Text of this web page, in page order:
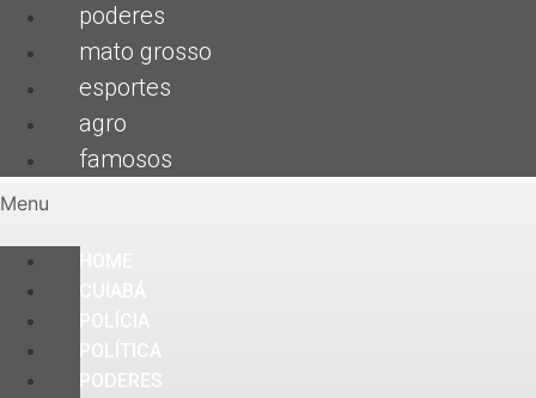
poderes
mato grosso
esportes
agro
famosos
Menu
PODERES